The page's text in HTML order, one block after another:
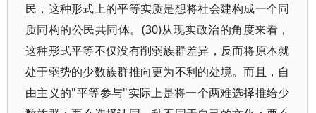
民，这种形式上的平等实质是想将社会建构成一个同
质同构的公民共同体。(30)从现实政治的角度来看，
这种形式平等不仅没有削弱族群差异，反而将原本就
处于弱势的少数族群推向更为不利的处境。而且，自
由主义的"平等参与"实际上是将一个两难选择推给少